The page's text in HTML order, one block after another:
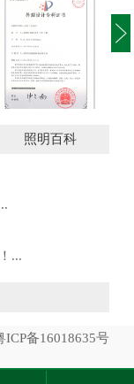
投光灯外观设计
照明百科
...
ICP备16018635号